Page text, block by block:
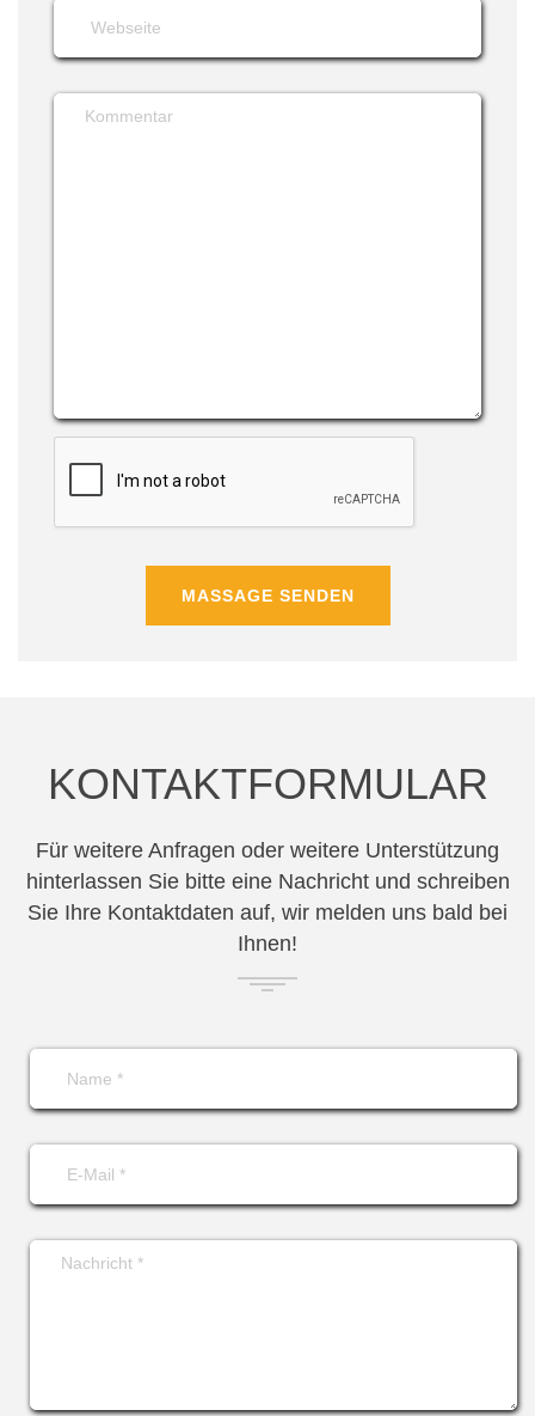
MASSAGE SENDEN
KONTAKTFORMULAR
Für weitere Anfragen oder weitere Unterstützung
hinterlassen Sie bitte eine Nachricht und schreiben
Sie Ihre Kontaktdaten auf, wir melden uns bald bei
Ihnen!